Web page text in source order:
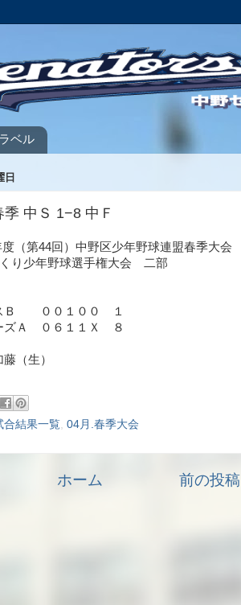
ラベル
日
中Ｓ 1−8 中Ｆ
（第44回）中野区少年野球連盟春季大会
り少年野球選手権大会 二部
Ｂ ００１００ １
ズＡ ０６１１Ｘ ８
（生）
合結果一覧 04月.春季大会
前の投稿
ホーム